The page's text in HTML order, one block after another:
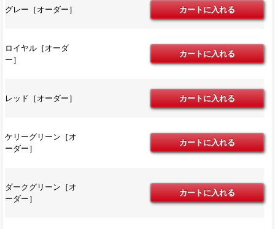
グレー［オーダー］
ロイヤル［オーダ
ー］
レッド［オーダー］
ケリーグリーン［オ
ーダー］
ダークグリーン［オ
ーダー］